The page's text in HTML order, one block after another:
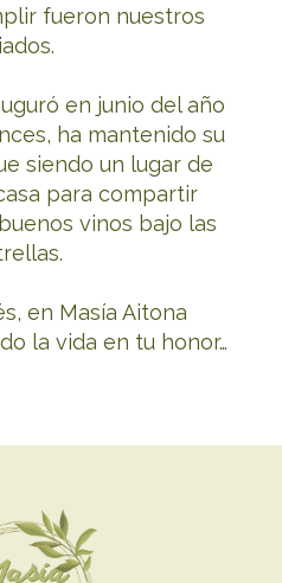
fueron nuestros
en junio del año
ha mantenido su
siendo un lugar de
para compartir
vinos bajo las
en Masía Aitona
la vida en tu honor…